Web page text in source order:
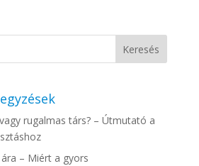
rugalmas társ? – Útmutató a
– Miért a gyors